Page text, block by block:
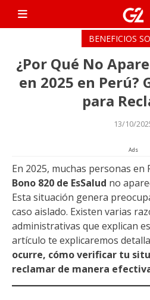
BENEFICIOS
¿Por Qué No
en 2025 en Perú?
para
13/10/
Ads
En 2025, muchas personas
Bono 820 de EsSalud no
Esta situación genera
caso aislado. Existen varias
administrativas que explican
artículo te explicaremos
ocurre, cómo verificar tu
reclamar de manera